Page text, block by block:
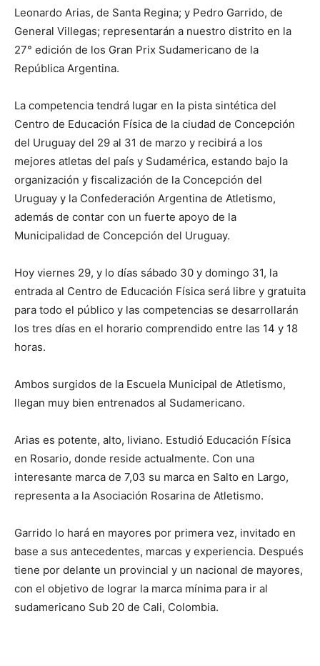
Leonardo Arias, de Santa Regina; y Pedro Garrido, de
General Villegas; representarán a nuestro distrito en la
27° edición de los Gran Prix Sudamericano de la
República Argentina.
La competencia tendrá lugar en la pista sintética del
Centro de Educación Física de la ciudad de Concepción
del Uruguay del 29 al 31 de marzo y recibirá a los
mejores atletas del país y Sudamérica, estando bajo la
organización y fiscalización de la Concepción del
Uruguay y la Confederación Argentina de Atletismo,
además de contar con un fuerte apoyo de la
Municipalidad de Concepción del Uruguay.
Hoy viernes 29, y lo días sábado 30 y domingo 31, la
entrada al Centro de Educación Física será libre y gratuita
para todo el público y las competencias se desarrollarán
los tres días en el horario comprendido entre las 14 y 18
horas.
Ambos surgidos de la Escuela Municipal de Atletismo,
llegan muy bien entrenados al Sudamericano.
Arias es potente, alto, liviano. Estudió Educación Física
en Rosario, donde reside actualmente. Con una
interesante marca de 7,03 su marca en Salto en Largo,
representa a la Asociación Rosarina de Atletismo.
Garrido lo hará en mayores por primera vez, invitado en
base a sus antecedentes, marcas y experiencia. Después
tiene por delante un provincial y un nacional de mayores,
con el objetivo de lograr la marca mínima para ir al
sudamericano Sub 20 de Cali, Colombia.